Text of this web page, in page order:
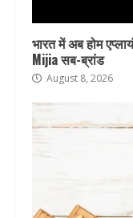
भारत में अब होम
Mijia सब-ब्रांड
August 8, 2026